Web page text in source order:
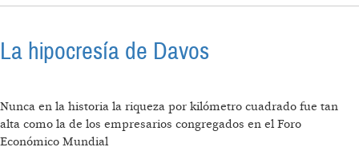
La hipocresía de Davos
Nunca en la historia la riqueza por kilómetro cuadrado fue tan
alta como la de los empresarios congregados en el Foro
Económico Mundial